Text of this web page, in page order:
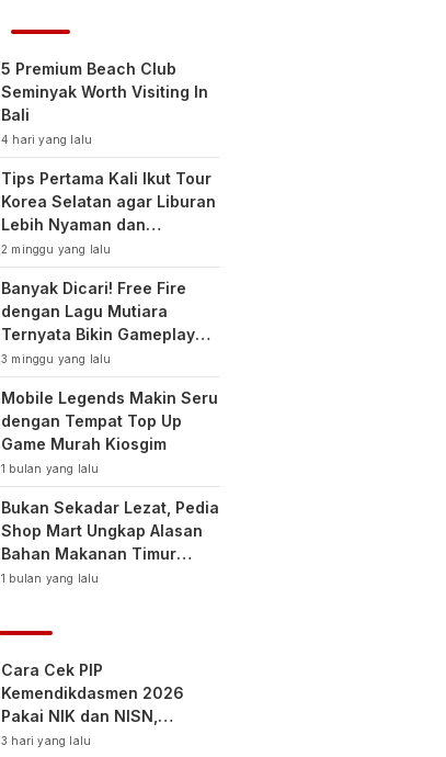
5 Premium Beach Club
Seminyak Worth Visiting In
Bali
4 hari yang lalu
Tips Pertama Kali Ikut Tour
Korea Selatan agar Liburan
Lebih Nyaman dan
Berkesan
2 minggu yang lalu
Banyak Dicari! Free Fire
dengan Lagu Mutiara
Ternyata Bikin Gameplay
Makin Keren
3 minggu yang lalu
Mobile Legends Makin Seru
dengan Tempat Top Up
Game Murah Kiosgim
1 bulan yang lalu
Bukan Sekadar Lezat, Pedia
Shop Mart Ungkap Alasan
Bahan Makanan Timur
Tengah Jadi Tren Gaya
1 bulan yang lalu
Cara Cek PIP
Kemendikdasmen 2026
Pakai NIK dan NISN,
Bantuan hingga Rp1,8 Juta
3 hari yang lalu